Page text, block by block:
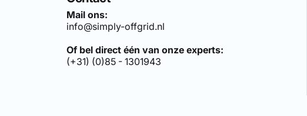
Mail ons:
info@simply-offgrid.nl
Of bel direct één van onze experts:
(+31) (0)85 - 1301943